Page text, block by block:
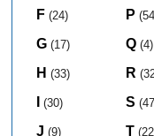
F (24)
G (17)
H (33)
(30)
J (9)
P
Q (4)
R
S
T